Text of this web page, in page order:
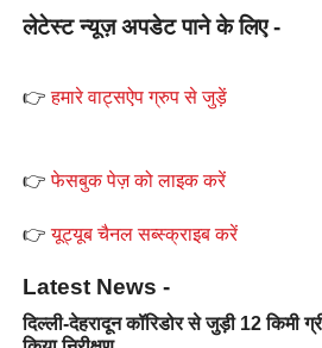
लेटेस्ट न्यूज़ अपडेट पाने के लिए -
👉हमारे वाट्सऐप ग्रुप से जुड़ें
👉फेसबुक पेज़ को लाइक करें
👉यूट्यूब चैनल सब्स्क्राइब करें
Latest News -
दिल्ली-देहरादून कॉरिडोर से जुड़ी 12 किमी